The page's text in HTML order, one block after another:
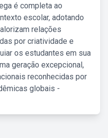
é completa ao
escolar, adotando
relações
por criatividade e
os estudantes em sua
geração excepcional,
reconhecidas por
globais -